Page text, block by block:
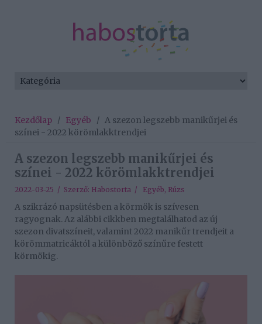
Kezdőlap / Egyéb / A szezon legszebb manikűrjei és
színei - 2022 körömlakktrendjei
A szezon legszebb manikűrjei és
színei - 2022 körömlakktrendjei
2022-03-25 / Szerző: Habostorta / Egyéb, Rúzs
A szikrázó napsütésben a körmök is szívesen
ragyognak. Az alábbi cikkben megtalálhatod az új
szezon divatszíneit, valamint 2022 manikűr trendjeit a
körömmatricáktól a különböző színűre festett
körmökig.